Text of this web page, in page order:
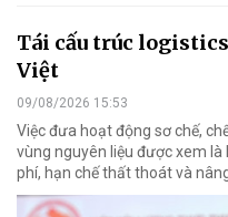
Tái cấu trúc
Việt
09/08/2026 15:53
Việc đưa hoạt động sơ chế,
vùng nguyên liệu được xem
phí, hạn chế thất thoát và